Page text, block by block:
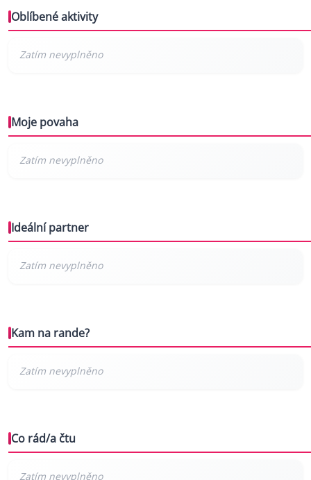
Oblíbené aktivity
Moje povaha
Ideální partner
Kam na rande?
Co rád/a čtu